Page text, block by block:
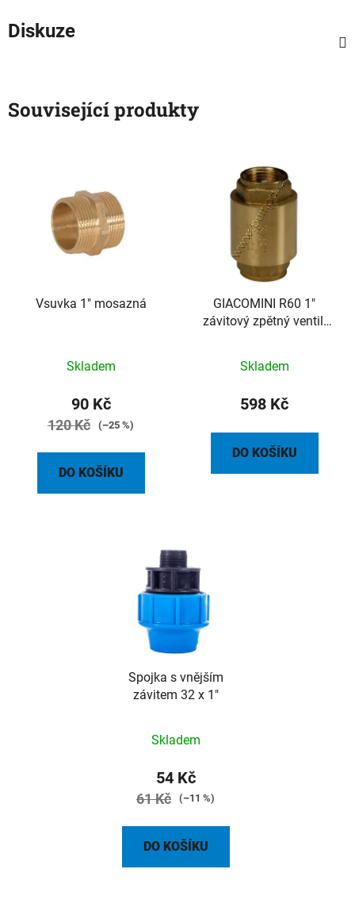
Diskuze
Související produkty
Vsuvka 1" mosazná
Skladem
90 Kč
120 Kč (–25 %)
DO KOŠÍKU
GIACOMINI R60 1"
závitový zpětný ventil,
Skladem
598 Kč
DO KOŠÍKU
Spojka s vnějším
závitem 32 x 1"
Skladem
54 Kč
61 Kč (–11 %)
DO KOŠÍKU